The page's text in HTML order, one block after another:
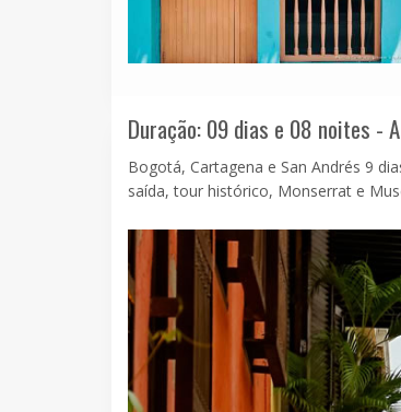
Duração: 09 dias e 08 noites -
Bogotá, Cartagena e San Andrés 9
saída, tour histórico, Monserrat e